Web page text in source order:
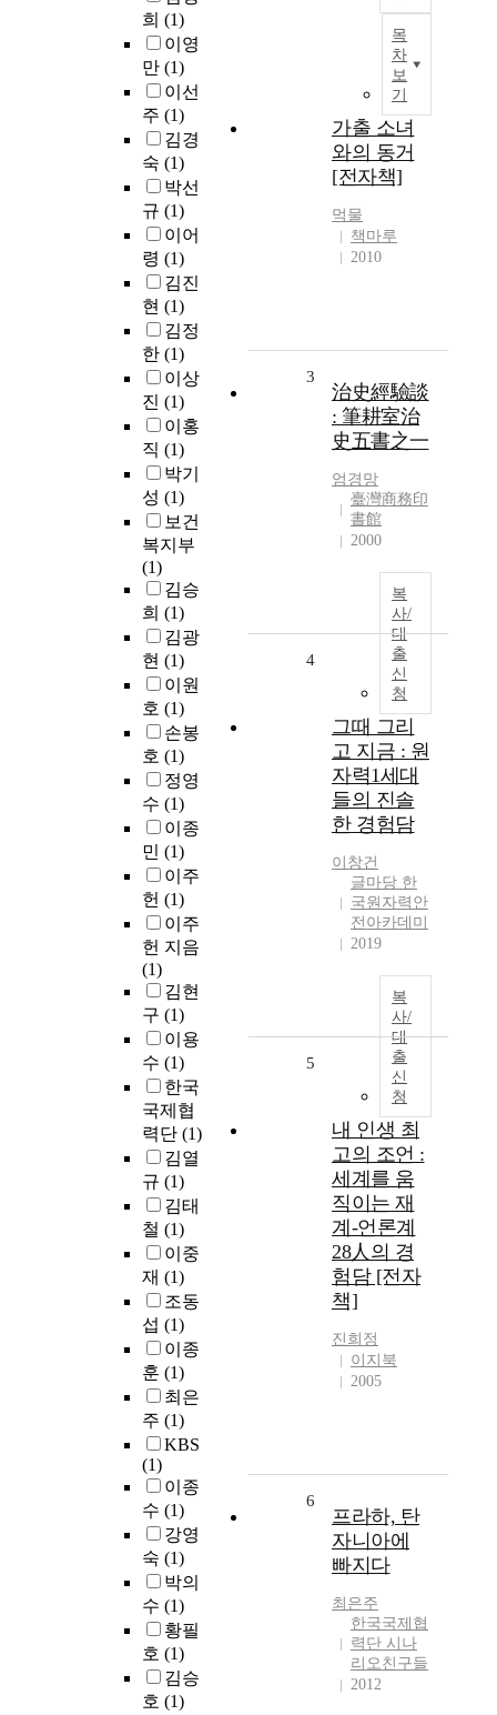
희 (1)
이영
만 (1)
이선
주 (1)
김경
숙 (1)
박선
규 (1)
이어
령 (1)
김진
현 (1)
김정
한 (1)
이상
진 (1)
이홍
직 (1)
박기
성 (1)
보건
복지부
(1)
김승
희 (1)
김광
현 (1)
이원
호 (1)
손봉
호 (1)
정영
수 (1)
이종
민 (1)
이주
헌 (1)
이주
헌 지음
(1)
김현
구 (1)
이용
수 (1)
한국
국제협
력단 (1)
김열
규 (1)
김태
철 (1)
이중
재 (1)
조동
섭 (1)
이종
훈 (1)
최은
주 (1)
KBS
(1)
이종
수 (1)
강영
숙 (1)
박의
수 (1)
황필
호 (1)
김승
호 (1)
목
차
보
기
가출 소녀
와의 동거
[전자책]
먹물
책마루
2010
3
治史經驗談
: 筆耕室治
史五書之一
엄경망
臺灣商務印
書館
2000
복
사/
대
출
신
청
4
그때 그리
고 지금 : 원
자력1세대
들의 진솔
한 경험담
이창건
글마당 한
국원자력안
전아카데미
2019
복
사/
대
출
신
청
5
내 인생 최
고의 조언 :
세계를 움
직이는 재
계-언론계
28人의 경
험담 [전자
책]
진희정
이지북
2005
6
프라하, 탄
자니아에
빠지다
최은주
한국국제협
력단 시나
리오친구들
2012